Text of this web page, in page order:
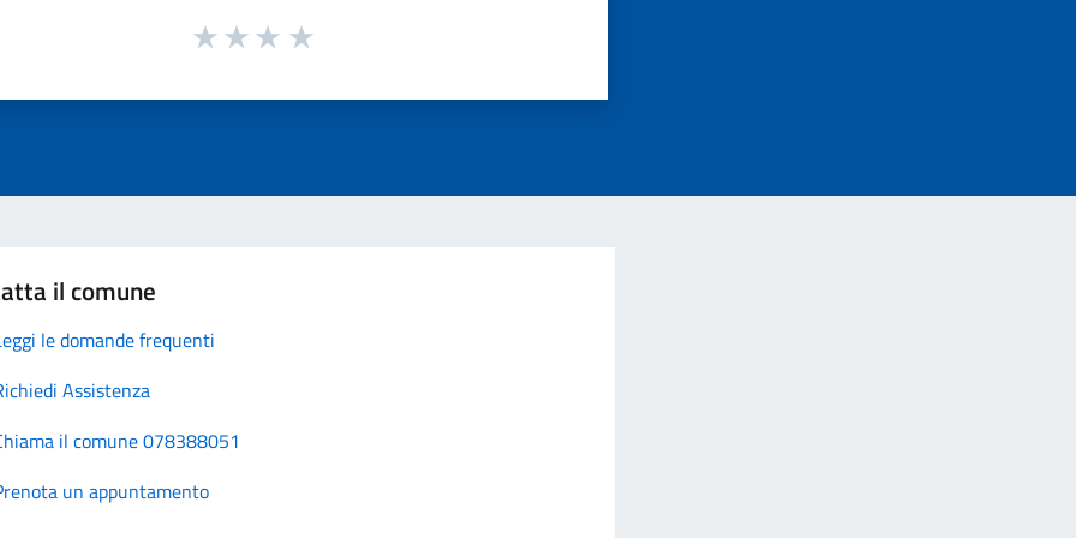
il comune
le domande frequenti
Assistenza
il comune 078388051
un appuntamento